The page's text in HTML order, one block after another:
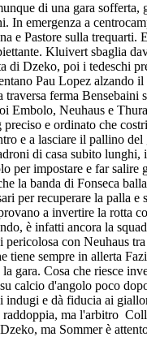
di una gara sofferta,
In emergenza a
e Pastore sulla trequarti.
Kluivert sbaglia
di Dzeko, poi i tedeschi
Pau Lopez alzando
traversa ferma Bensebaini
Embolo, Neuhaus e
e ordinato che
e a lasciare il pallino
di casa subito lunghi,
per impostare e far salire
la banda di Fonseca
per recuperare la palla e
a invertire la rotta
è infatti ancora la
pericolosa con Neuhaus
tiene sempre in allerta
la gara. Cosa che riesce
calcio d'angolo poco
indugi e dà fiducia ai
ma l'arbitro
ma Sommer è